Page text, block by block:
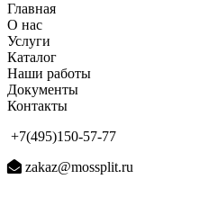
Главная
О нас
Услуги
Каталог
Наши работы
Документы
Контакты
+7(495)150-57-77
zakaz@mossplit.ru